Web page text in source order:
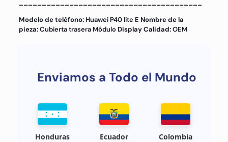
Modelo de teléfono:Huawei P40 lite E Nombre de la
pieza:Cubierta trasera MóduloDisplay Calidad:OEM
Enviamos a Todo el Mundo
Honduras Ecuador Colombia